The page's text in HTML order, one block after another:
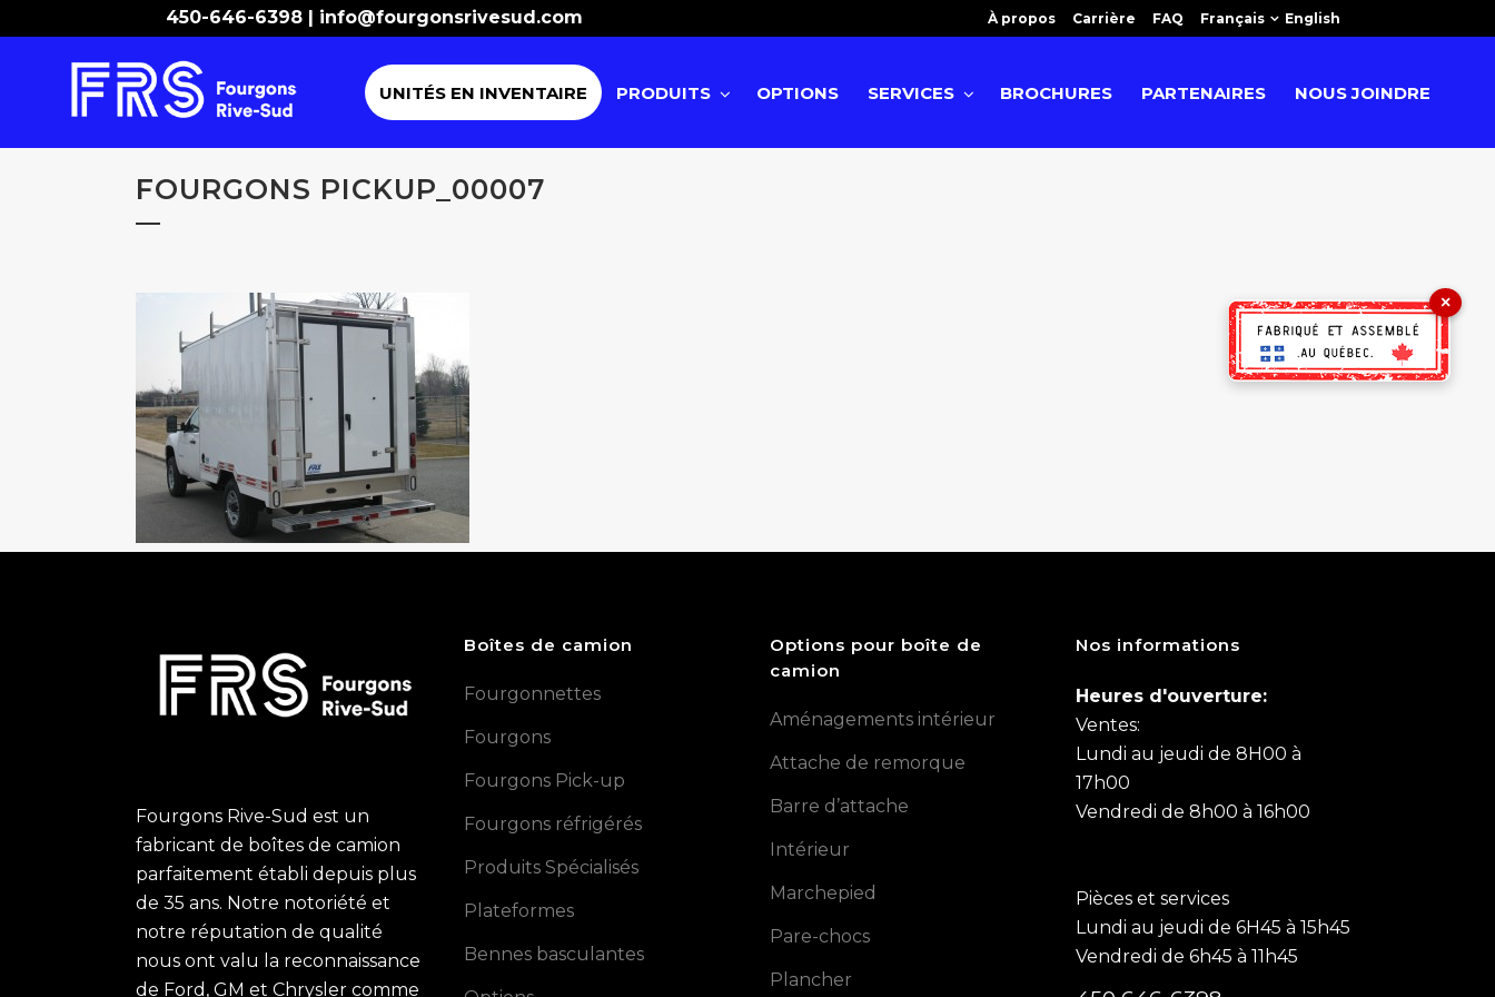
450-646-6398 | info@fourgonsrivesud.com À propos Carrière FAQ Français English
UNITÉS EN INVENTAIRE PRODUITS OPTIONS SERVICES BROCHURES PARTENAIRES NOUS JOINDRE
FOURGONS PICKUP_00007
Fourgons Rive-Sud est un
fabricant de boîtes de camion
parfaitement établi depuis plus
de 35 ans. Notre notoriété et
notre réputation de qualité
nous ont valu la reconnaissance
de Ford, GM et Chrysler comme
Boîtes de camion
Fourgonnettes
Fourgons
Fourgons Pick-up
Fourgons réfrigérés
Produits Spécialisés
Plateformes
Bennes basculantes
Options pour boîte de
camion
Aménagements intérieur
Attache de remorque
Barre d’attache
Intérieur
Marchepied
Pare-chocs
Plancher
Nos informations
Heures d'ouverture:
Ventes:
Lundi au jeudi de 8H00 à
17h00
Vendredi de 8h00 à 16h00
Pièces et services
Lundi au jeudi de 6H45 à 15h45
Vendredi de 6h45 à 11h45
×